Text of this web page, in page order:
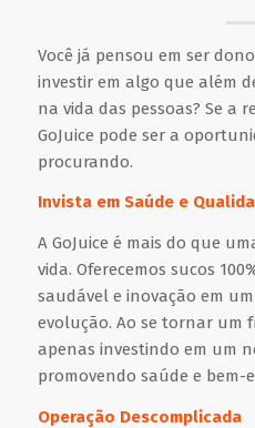
Você já pensou em ser
investir em algo que além
na vida das pessoas? Se a
GoJuice pode ser a
procurando.
Invista em Saúde e
A GoJuice é mais do que
vida. Oferecemos sucos
saudável e inovação em
evolução. Ao se tornar um
apenas investindo em um
promovendo saúde e
Operação Descomplicada